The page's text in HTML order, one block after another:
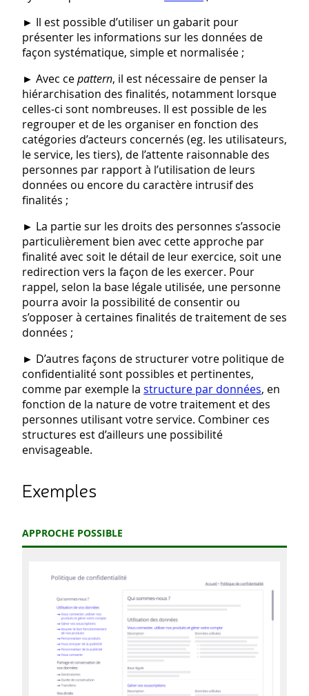
► Il est possible d’utiliser un gabarit pour
présenter les informations sur les données de
façon systématique, simple et normalisée ;
► Avec cepattern, il est nécessaire de penser la
hiérarchisation des finalités, notamment lorsque
celles-ci sont nombreuses. Il est possible de les
regrouper et de les organiser en fonction des
catégories d’acteurs concernés (eg. les utilisateurs,
le service, les tiers), de l’attente raisonnable des
personnes par rapport à l’utilisation de leurs
données ou encore du caractère intrusif des
finalités ;
► La partie sur les droits des personnes s’associe
particulièrement bien avec cette approche par
finalité avec soit le détail de leur exercice, soit une
redirection vers la façon de les exercer. Pour
rappel, selon la base légale utilisée, une personne
pourra avoir la possibilité de consentir ou
s’opposer à certaines finalités de traitement de ses
données ;
► D’autres façons de structurer votre politique de
confidentialité sont possibles et pertinentes,
comme par exemple la structure par données, en
fonction de la nature de votre traitement et des
personnes utilisant votre service. Combiner ces
structures est d’ailleurs une possibilité
envisageable.
Exemples
APPROCHE POSSIBLE